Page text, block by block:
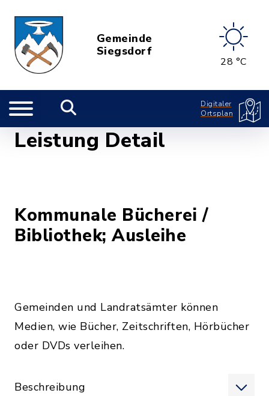
Gemeinde
Siegsdorf
28 °C
Digitaler
Ortsplan
Leistung Detail
Kommunale Bücherei /
Bibliothek; Ausleihe
Gemeinden und Landratsämter können
Medien, wie Bücher, Zeitschriften, Hörbücher
oder DVDs verleihen.
Beschreibung